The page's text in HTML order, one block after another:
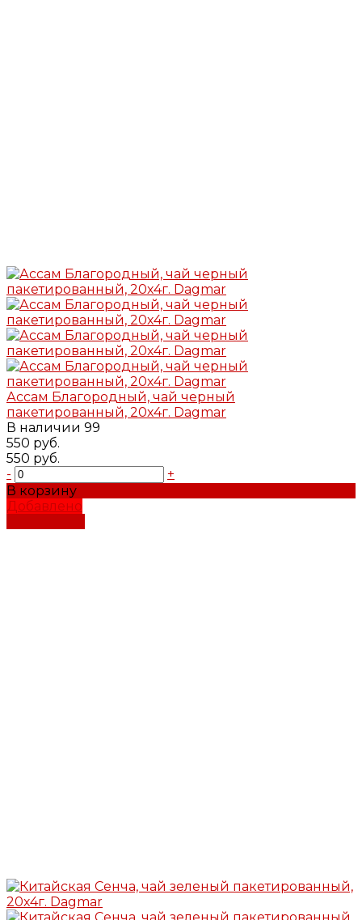
Ассам Благородный, чай черный
пакетированный, 20х4г. Dagmar
В наличии 99
550 руб.
550 руб.
-
+
В корзину
Добавлено